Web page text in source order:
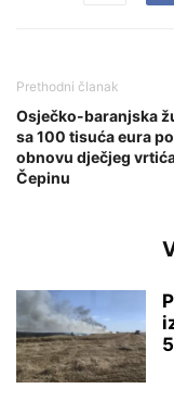
Prethodni članak
Osječko-baranjska
sa 100 tisuća eura
obnovu dječjeg
Čepinu